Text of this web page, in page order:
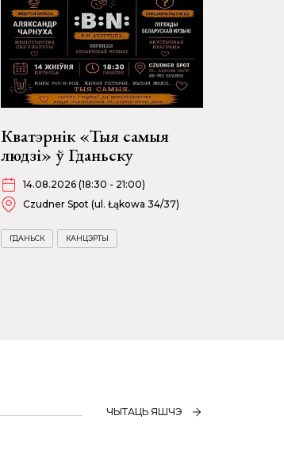
Кватэрнік «Тыя самыя
людзі» ў Гданьску
14.08.2026 (18:30 - 21:00)
Czudner Spot (ul. Łąkowa 34/37)
ГДАНЬСК КАНЦЭРТЫ
ЧЫТАЦЬ ЯШЧЭ